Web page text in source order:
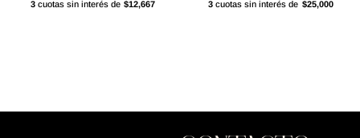
3cuotas sin interés de $12,667 3 cuotas sin interés de $25,000